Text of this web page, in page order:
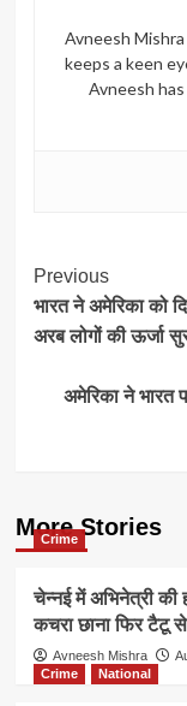
Avneesh
keeps a keen
Avneesh
Post
Previous
भारत ने अमेरिका को
अरब लोगों की ऊर्जा
अमेरिका ने भारत
More Stories
Crime
चेन्नई में अभिनेत्री
कचरा छाना फिर टैटू
Avneesh Mishra
Crime
National